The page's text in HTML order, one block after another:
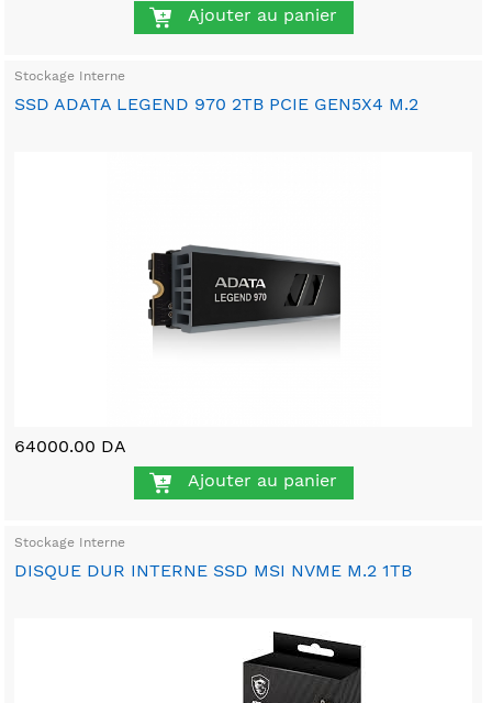
Ajouter au panier
Stockage Interne
SSD ADATA LEGEND 970 2TB PCIE GEN5X4 M.2
64000.00 DA
Ajouter au panier
Stockage Interne
DISQUE DUR INTERNE SSD MSI NVME M.2 1TB